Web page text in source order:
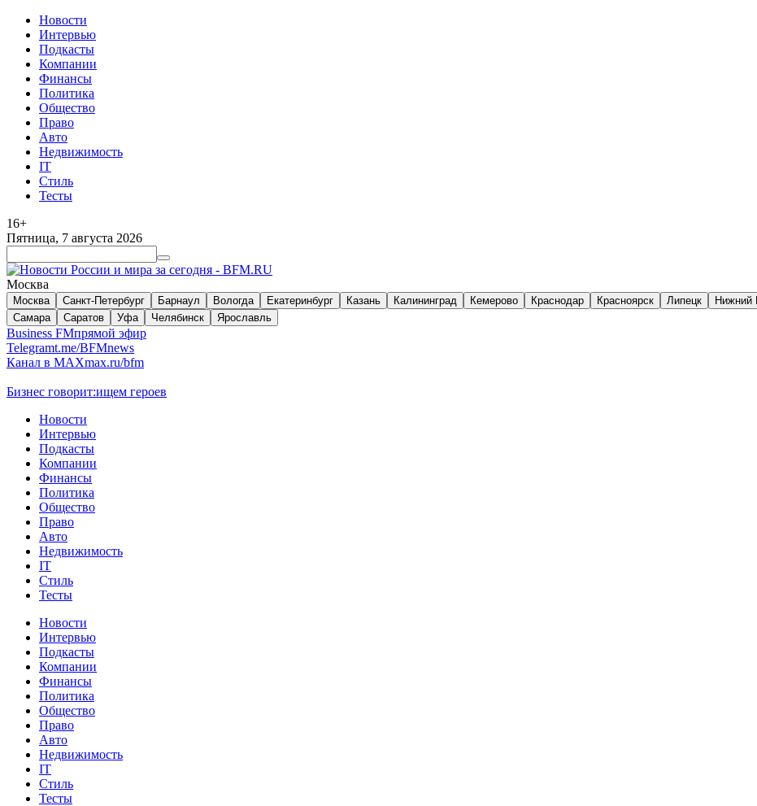
Новости
Интервью
Подкасты
Компании
Финансы
Политика
Общество
Право
Авто
Недвижимость
IT
Стиль
Тесты
16+
Пятница, 7 августа 2026
Москва
Москва Санкт-Петербург Барнаул Вологда Екатеринбург Казань Калининград Кемерово Краснодар Красноярск Липецк Нижний
Самара
Саратов Уфа Челябинск Ярославль
Business FMпрямой эфир
Telegramt.me/BFMnews
Канал в MAXmax.ru/bfm
Бизнес говорит:ищем героев
Новости
Интервью
Подкасты
Компании
Финансы
Политика
Общество
Право
Авто
Недвижимость
IT
Стиль
Тесты
Новости
Интервью
Подкасты
Компании
Финансы
Политика
Общество
Право
Авто
Недвижимость
IT
Стиль
Тесты